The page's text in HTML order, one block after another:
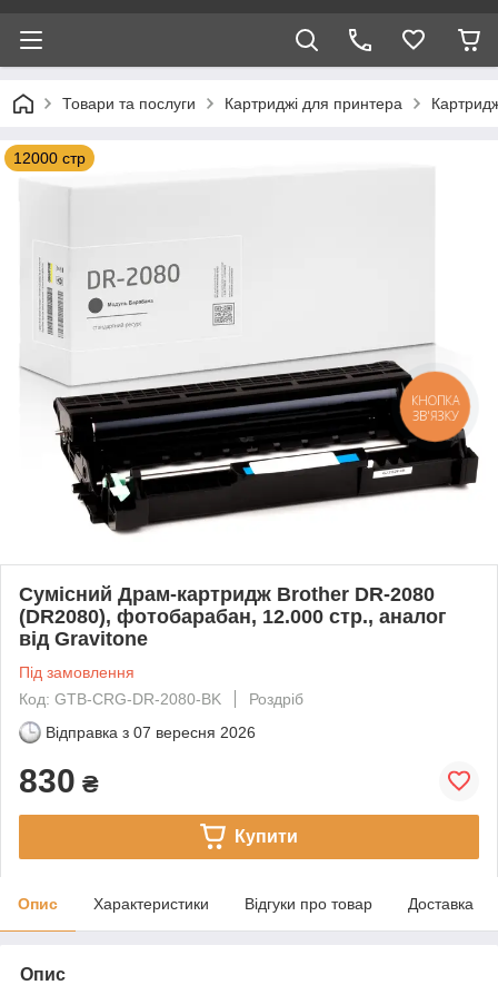
Товари та послуги Картриджі для принтера
12000 стр
Сумісний Драм-картридж Brother DR-2080
(DR2080), фотобарабан, 12.000 стр., аналог
від Gravitone
Під замовлення
Код: GTB-CRG-DR-2080-BK
Роздріб
Відправка з 07 вересня 2026
830 ₴
Купити
Опис Характеристики Відгуки про товар Доставка
Опис
КНОПКА
ЗВ'ЯЗКУ